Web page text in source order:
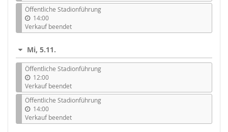
Öffentliche Stadionführung
14:00
Verkauf beendet
Mi, 5.11.
Öffentliche Stadionführung
12:00
Verkauf beendet
Öffentliche Stadionführung
14:00
Verkauf beendet